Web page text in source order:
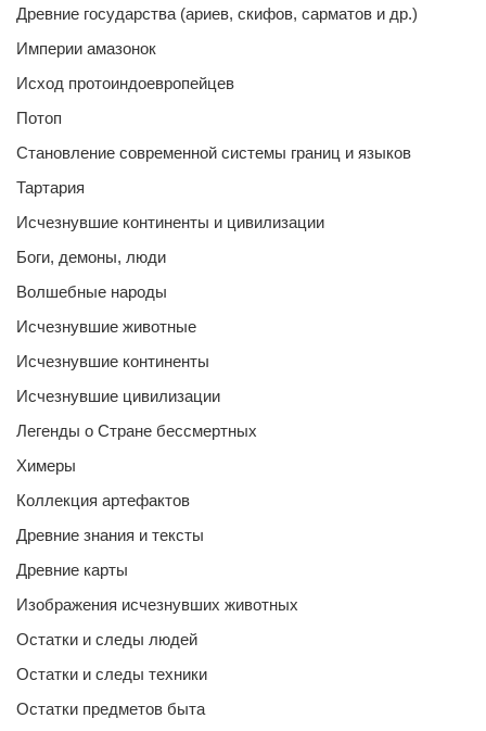
Древние государства (ариев, скифов, сарматов и др.)
Империи амазонок
Исход протоиндоевропейцев
Потоп
Становление современной системы границ и языков
Тартария
Исчезнувшие континенты и цивилизации
Боги, демоны, люди
Волшебные народы
Исчезнувшие животные
Исчезнувшие континенты
Исчезнувшие цивилизации
Легенды о Стране бессмертных
Химеры
Коллекция артефактов
Древние знания и тексты
Древние карты
Изображения исчезнувших животных
Остатки и следы людей
Остатки и следы техники
Остатки предметов быта